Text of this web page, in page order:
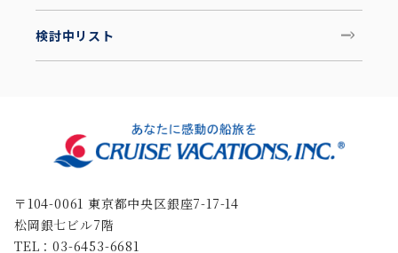
検討中リスト
〒104-0061 東京都中央区銀座7-17-14
松岡銀七ビル7階
TEL：03-6453-6681